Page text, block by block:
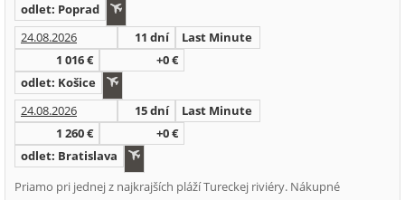
odlet: Poprad
24.08.2026
11 dní
Last Minute
1 016 €
+0 €
odlet: Košice
24.08.2026
15 dní
Last Minute
1 260 €
+0 €
odlet: Bratislava
Priamo pri jednej z najkrajších pláží Tureckej riviéry. Nákupné